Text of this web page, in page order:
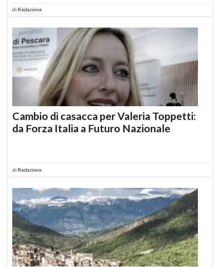
di Redazione
Cambio di casacca per Valeria Toppetti:
da Forza Italia a Futuro Nazionale
di Redazione